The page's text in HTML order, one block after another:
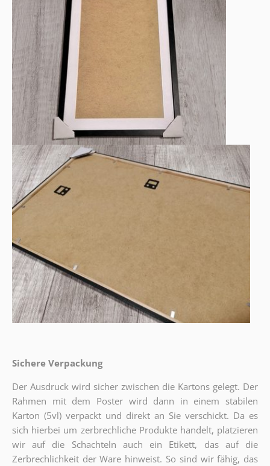
Sichere Verpackung
Der Ausdruck wird sicher zwischen die Kartons gelegt. Der
Rahmen mit dem Poster wird dann in einem stabilen
Karton (5vl) verpackt und direkt an Sie verschickt. Da es
sich hierbei um zerbrechliche Produkte handelt, platzieren
wir auf die Schachteln auch ein Etikett, das auf die
Zerbrechlichkeit der Ware hinweist. So sind wir fähig, das